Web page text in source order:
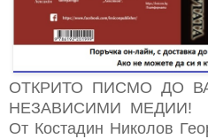
ОТКРИТО ПИСМО ДО
НЕЗАВИСИМИ МЕДИИ!
От Костадин Николов